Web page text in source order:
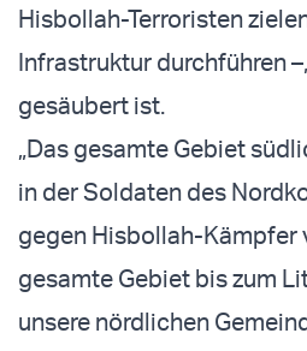
Hisbollah-Terroristen
Infrastruktur durchführen
gesäubert ist.
„Das gesamte Gebiet
in der Soldaten des
gegen Hisbollah-Kämpfer
gesamte Gebiet bis zum
unsere nördlichen